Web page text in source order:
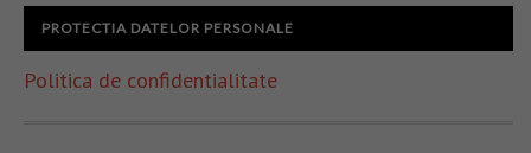
PROTECTIA DATELOR PERSONALE
Politica de confidentialitate